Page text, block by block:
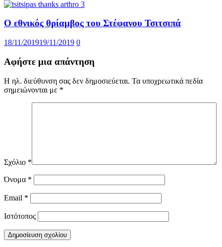
Ο εθνικός θρίαμβος του Στέφανου Τσιτσιπά
18/11/201919/11/2019 0
Αφήστε μια απάντηση
Η ηλ. διεύθυνση σας δεν δημοσιεύεται. Τα υποχρεωτικά πεδία
σημειώνονται με *
Σχόλιο *
Όνομα *
Email *
Ιστότοπος